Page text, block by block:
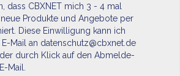
dass CBXNET mich 3 - 4 mal
Produkte und Angebote per
Diese Einwilligung kann ich
Mail an datenschutz@cbxnet.de
durch Klick auf den Abmelde-
Mail.